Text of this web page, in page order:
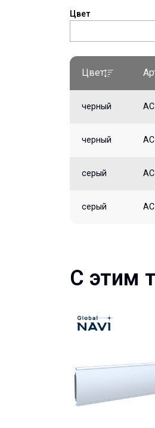
Цвет
Цвет
черный
черный
серый
серый
С этим